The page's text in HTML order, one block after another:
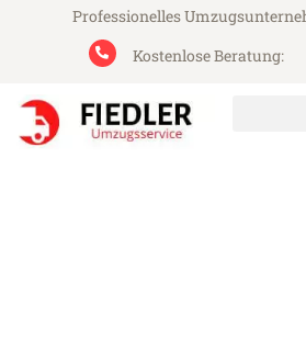
Professionelles
Kostenlose Beratung: